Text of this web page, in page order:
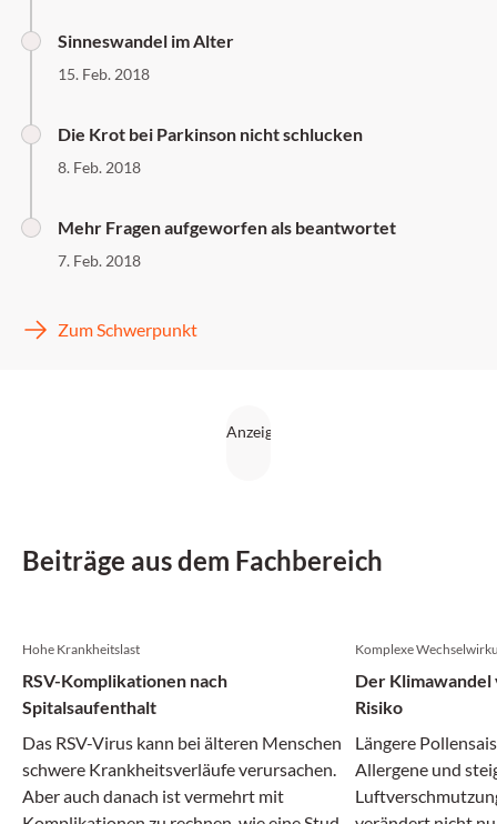
Sinneswandel im Alter
15. Feb. 2018
Die Krot bei Parkinson nicht schlucken
8. Feb. 2018
Mehr Fragen aufgeworfen als beantwortet
7. Feb. 2018
Zum Schwerpunkt
Beiträge aus dem Fachbereich
Hohe Krankheitslast
RSV-Komplikationen nach
Spitalsaufenthalt
Das RSV-Virus kann bei älteren Menschen
schwere Krankheitsverläufe verursachen.
Aber auch danach ist vermehrt mit
Komplexe
Der
Risiko
Längere
Allergene und